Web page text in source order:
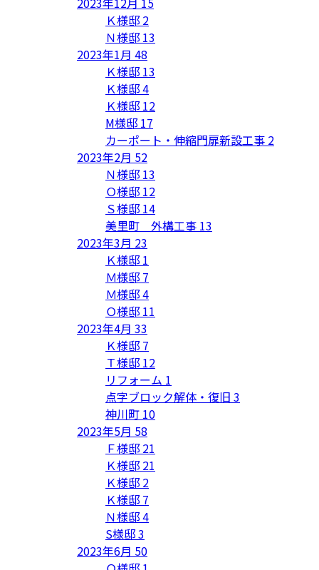
Ｋ様邸 2
Ｎ様邸 13
2023年1月 48
Ｋ様邸 13
Ｋ様邸4
Ｋ様邸 12
M様邸 17
カーポート・伸縮門扉新設工事 2
2023年2月 52
Ｎ様邸 13
Ｏ様邸 12
Ｓ様邸 14
美里町 外構工事 13
2023年3月 23
Ｋ様邸 1
Ｍ様邸 7
Ｍ様邸4
Ｏ様邸 11
2023年4月 33
Ｋ様邸 7
Ｔ様邸 12
リフォーム 1
点字ブロック解体・復旧 3
神川町 10
2023年5月 58
Ｆ様邸 21
Ｋ様邸 21
Ｋ様邸 2
Ｋ様邸 7
Ｎ様邸4
S様邸3
2023年6月 50